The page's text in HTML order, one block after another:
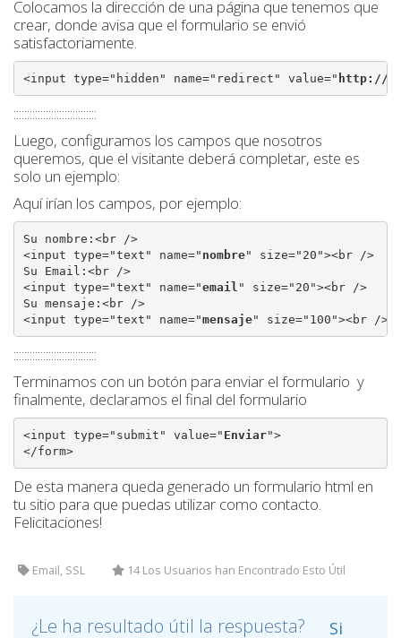
Colocamos la dirección de una página que tenemos que
crear, donde avisa que el formulario se envió
satisfactoriamente.
<input type="hidden" name="redirect" value=" http://
:::::::::::::::::::::::::::::::
Luego, configuramos los campos que nosotros
queremos, que el visitante deberá completar, este es
solo un ejemplo:
Aquí irían los campos, por ejemplo:
Su nombre:<br />
<input type="text" name=" nombre" size="20"><br />
Su Email:<br />
<input type="text" name="email " size="20"><br />
Su mensaje:<br />
<input type="text" name="mensaje" size="100"><br />
:::::::::::::::::::::::::::::::
Terminamos con un botón para enviar el formulario y
finalmente, declaramos el final del formulario
<input type="submit" value=" Enviar">
</form>
De esta manera queda generado un formulario html en
tu sitio para que puedas utilizar como contacto.
Felicitaciones!
Email, SSL 14 Los Usuarios han Encontrado Esto Útil
¿Le ha resultado útil la respuesta? Si